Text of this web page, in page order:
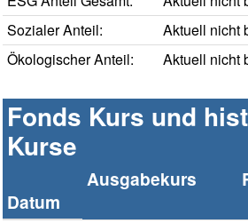
Sozialer Anteil:
Aktuell nicht
Ökologischer Anteil:
Aktuell nicht
Fonds Kurs und
Kurse
Datum
Ausgabekurs